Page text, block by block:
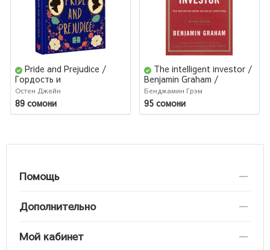
Pride and Prejudice /
Гордость и
предубеждение
Остен Джейн
89 сомони
The intelligent investor /
Benjamin Graham /
Разумный инвестор
(Английский) (М)
Бенджамин Грэм
95 сомони
Помощь
Дополнительно
Мой кабинет